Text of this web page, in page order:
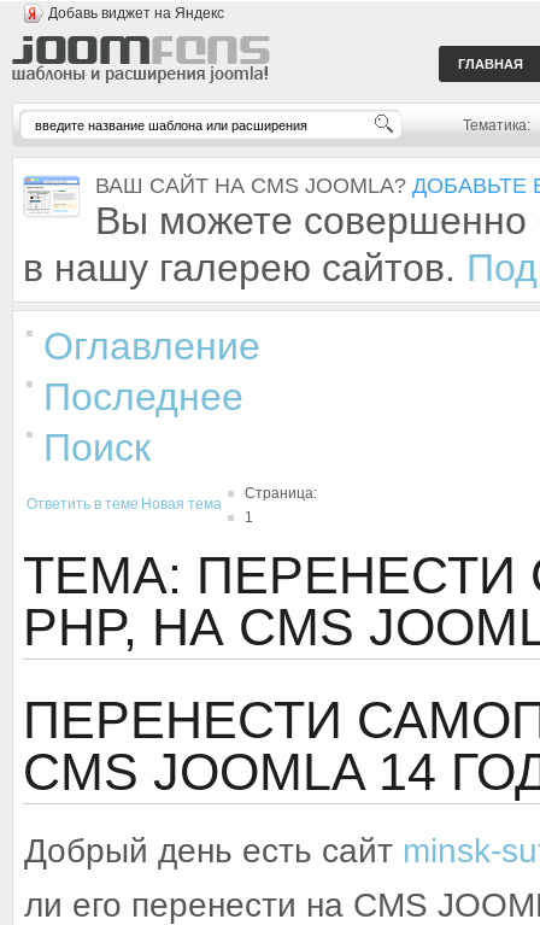
Добавь виджет на Яндекс
ГЛАВНАЯ
Тематика:
ВАШ САЙТ НА CMS JOOMLA? ДОБАВЬТЕ
Вы можете совершенно
в нашу галерею сайтов.
Оглавление
Последнее
Поиск
Ответить в теме Новая тема
Страница:
1
ТЕМА:
PHP, НА CMS
ПЕРЕНЕСТИ
CMS JOOMLA 14
Добрый день есть сайт minsk-
ли его перенести на CMS